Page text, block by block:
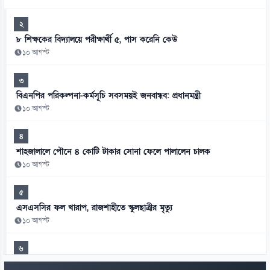
২
৮ শিক্ষকের বিদ্যালয়ে পরীক্ষার্থী ৫, পাস করেনি কেউ
১০ আগস্ট
৩
বিএনপির পরিকল্পনা-কর্মসূচি সবসময়ই জনবান্ধব: প্রধানমন্ত্রী
১০ আগস্ট
৪
শাহজালালে পৌনে ৪ কোটি টাকার সোনা ফেলে পালালেন চালক
১০ আগস্ট
৫
এসএসসির ফল খারাপ, রাজশাহীতে স্কুলছাত্রীর মৃত্যু
১০ আগস্ট
৬
শেখ হাসিনাসহ হাদি হত্যার আসামিদের ফেরত চায় বাংলাদেশ